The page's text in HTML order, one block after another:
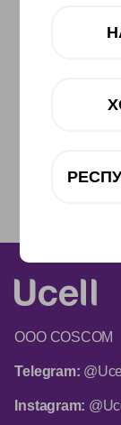
ООО COSCOM
Telegram:
Instagram: